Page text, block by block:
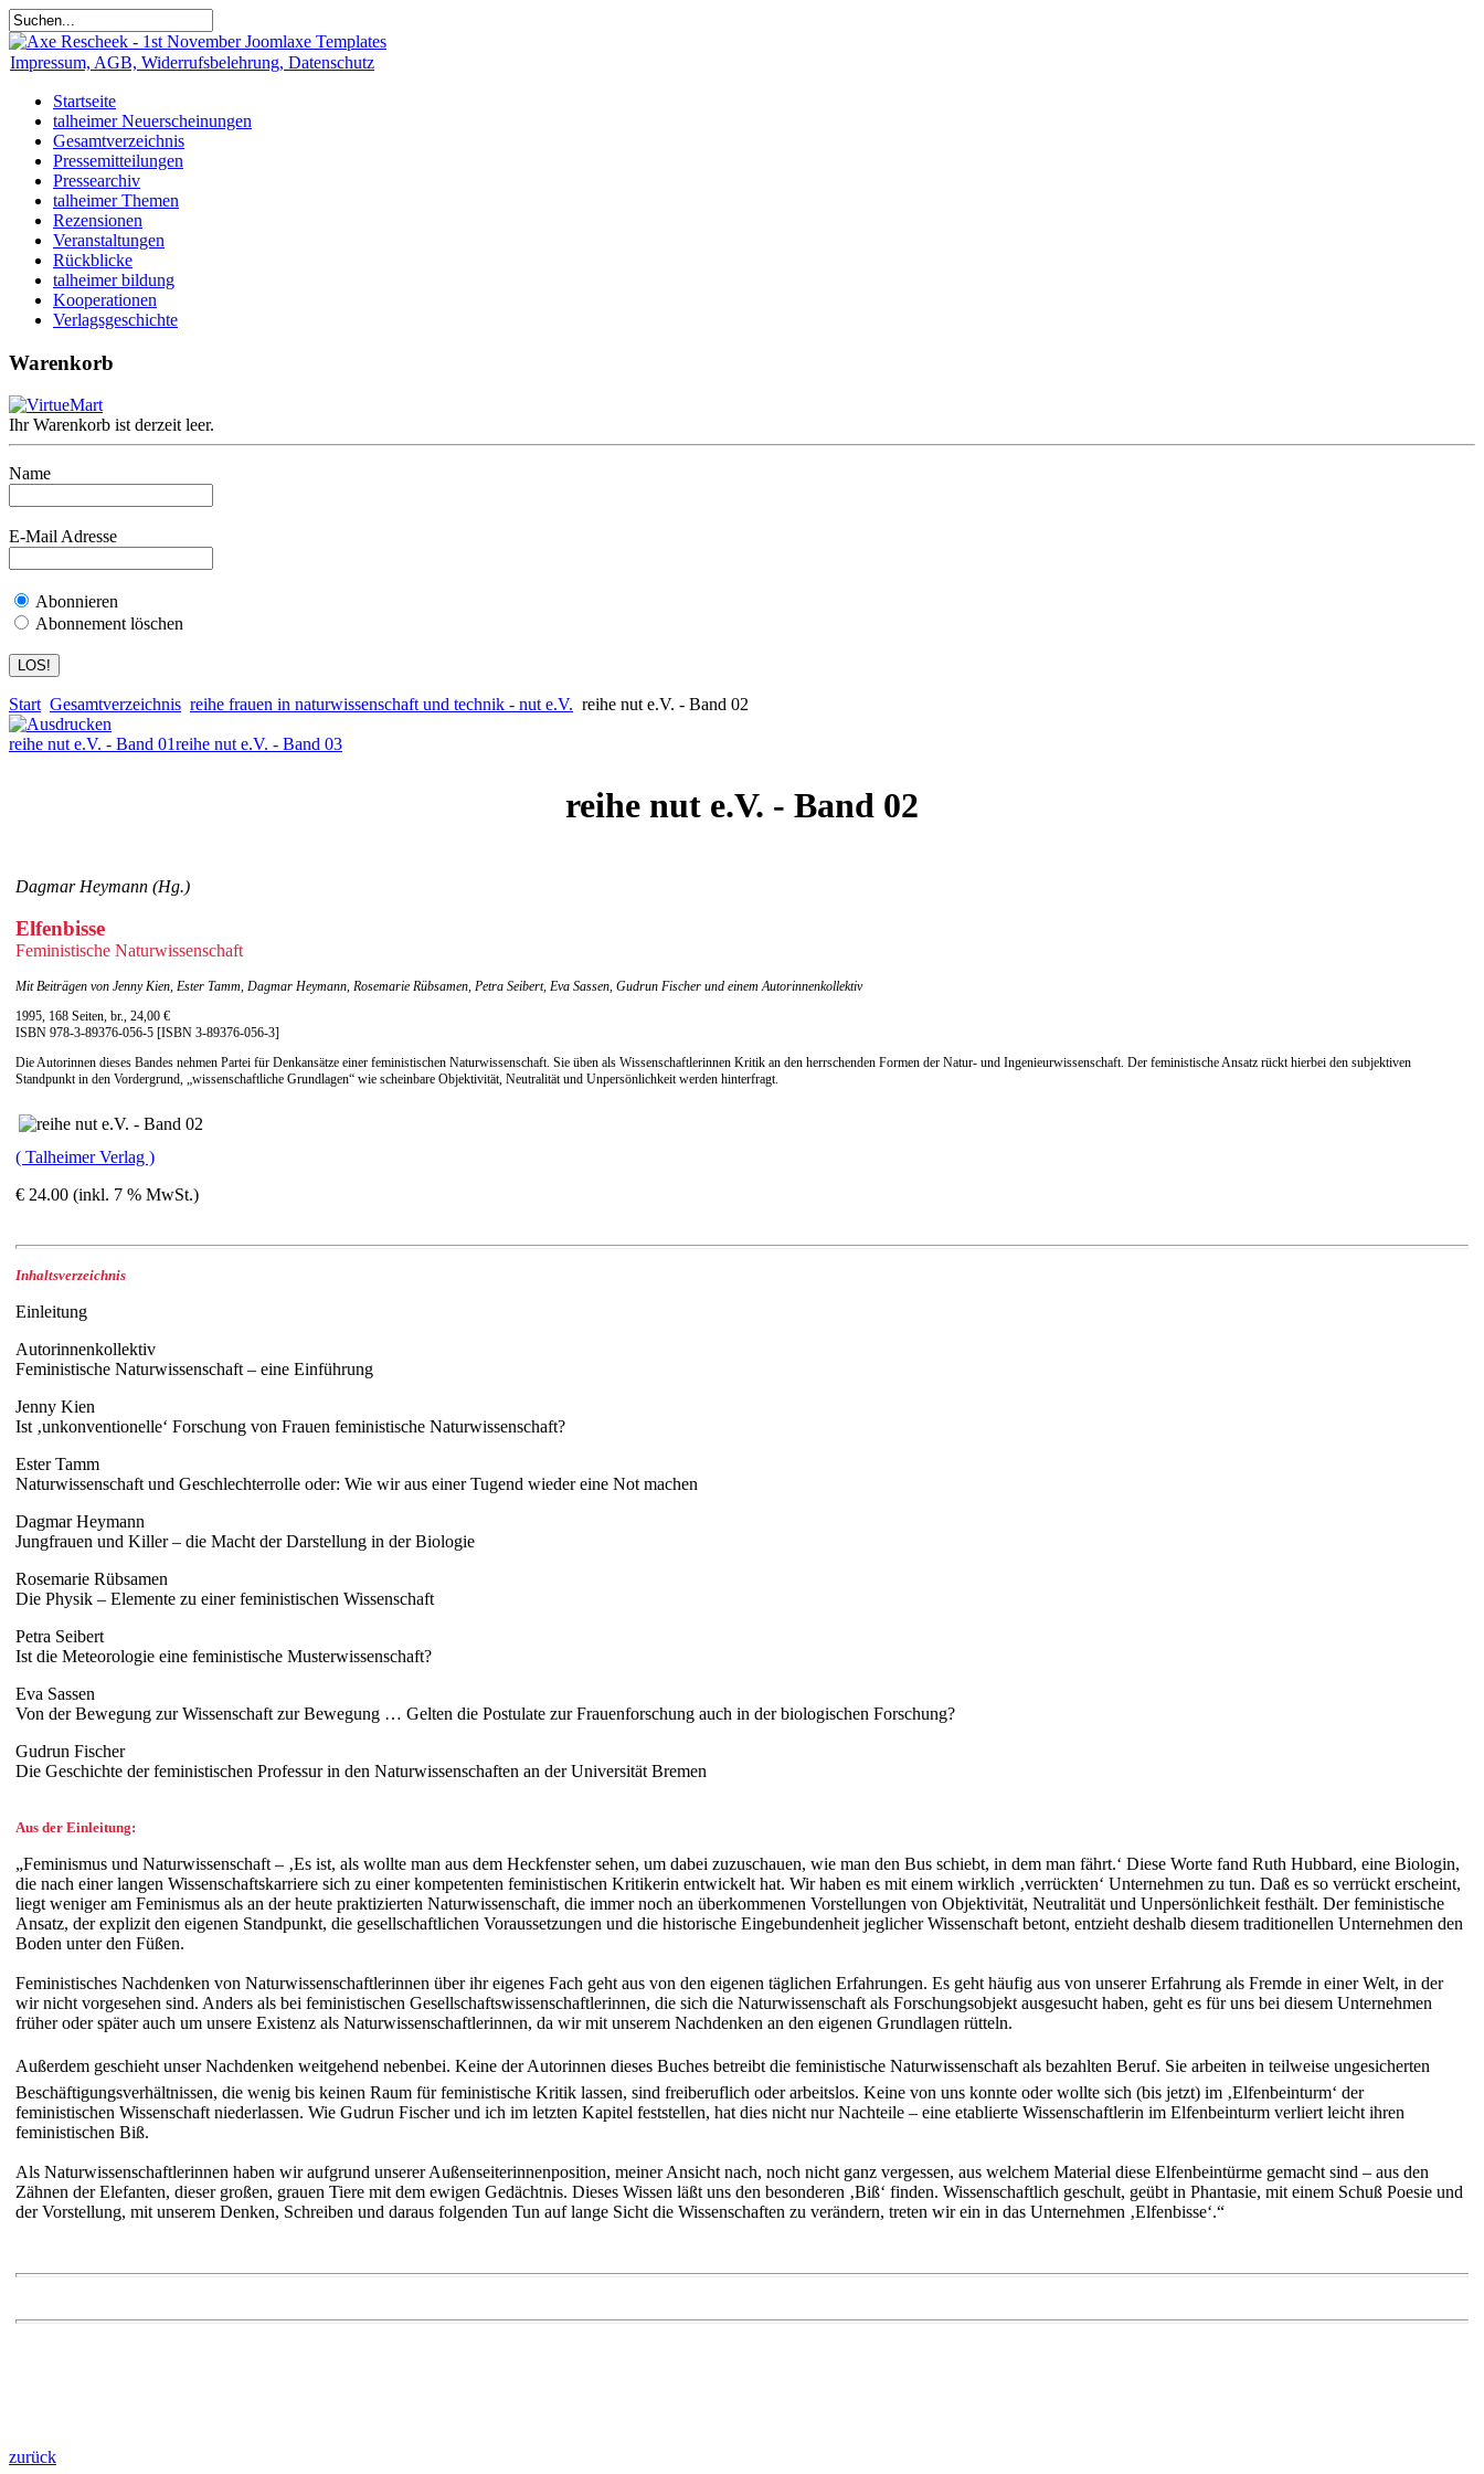
Impressum, AGB, Widerrufsbelehrung, Datenschutz
Startseite
talheimer Neuerscheinungen
Gesamtverzeichnis
Pressemitteilungen
Pressearchiv
talheimer Themen
Rezensionen
Veranstaltungen
Rückblicke
talheimer bildung
Kooperationen
Verlagsgeschichte
Warenkorb
Ihr Warenkorb ist derzeit leer.
Name
E-Mail Adresse
Abonnieren
Abonnement löschen
Start Gesamtverzeichnis reihe frauen in naturwissenschaft und technik - nut e.V. reihe nut e.V. - Band 02
reihe nut e.V. - Band 01reihe nut e.V. - Band 03
reihe nut e.V. - Band 02
Dagmar Heymann (Hg.)
Elfenbisse
Feministische Naturwissenschaft
Mit Beiträgen von Jenny Kien, Ester Tamm, Dagmar Heymann, Rosemarie Rübsamen, Petra Seibert, Eva Sassen, Gudrun Fischer und einem Autorinnenkollektiv
1995, 168 Seiten, br., 24,00 €
ISBN 978-3-89376-056-5 [ISBN 3-89376-056-3]
Die Autorinnen dieses Bandes nehmen Partei für Denkansätze einer feministischen Naturwissenschaft. Sie üben als Wissenschaftlerinnen Kritik an den herrschenden Formen der Natur- und Ingenieurwissenschaft. Der feministische Ansatz rückt hierbei den subjektiven
Standpunkt in den Vordergrund, „wissenschaftliche Grundlagen“ wie scheinbare Objektivität, Neutralität und Unpersönlichkeit werden hinterfragt.
( Talheimer Verlag )
€ 24.00 (inkl. 7 % MwSt.)
Inhaltsverzeichnis
Einleitung
Autorinnenkollektiv
Feministische Naturwissenschaft – eine Einführung
Jenny Kien
Ist ‚unkonventionelle‘ Forschung von Frauen feministische Naturwissenschaft?
Ester Tamm
Naturwissenschaft und Geschlechterrolle oder: Wie wir aus einer Tugend wieder eine Not machen
Dagmar Heymann
Jungfrauen und Killer – die Macht der Darstellung in der Biologie
Rosemarie Rübsamen
Die Physik – Elemente zu einer feministischen Wissenschaft
Petra Seibert
Ist die Meteorologie eine feministische Musterwissenschaft?
Eva Sassen
Von der Bewegung zur Wissenschaft zur Bewegung … Gelten die Postulate zur Frauenforschung auch in der biologischen Forschung?
Gudrun Fischer
Die Geschichte der feministischen Professur in den Naturwissenschaften an der Universität Bremen
Aus der Einleitung:
„Feminismus und Naturwissenschaft – ‚Es ist, als wollte man aus dem Heckfenster sehen, um dabei zuzuschauen, wie man den Bus schiebt, in dem man fährt.‘ Diese Worte fand Ruth Hubbard, eine Biologin,
die nach einer langen Wissenschaftskarriere sich zu einer kompetenten feministischen Kritikerin entwickelt hat. Wir haben es mit einem wirklich ‚verrückten‘ Unternehmen zu tun. Daß es so verrückt erscheint,
liegt weniger am Feminismus als an der heute praktizierten Naturwissenschaft, die immer noch an überkommenen Vorstellungen von Objektivität, Neutralität und Unpersönlichkeit festhält. Der feministische
Ansatz, der explizit den eigenen Standpunkt, die gesellschaftlichen Voraussetzungen und die historische Eingebundenheit jeglicher Wissenschaft betont, entzieht deshalb diesem traditionellen Unternehmen den
Boden unter den Füßen.
Feministisches Nachdenken von Naturwissenschaftlerinnen über ihr eigenes Fach geht aus von den eigenen täglichen Erfahrungen. Es geht häufig aus von unserer Erfahrung als Fremde in einer Welt, in der
wir nicht vorgesehen sind. Anders als bei feministischen Gesellschaftswissenschaftlerinnen, die sich die Naturwissenschaft als Forschungsobjekt ausgesucht haben, geht es für uns bei diesem Unternehmen
früher oder später auch um unsere Existenz als Naturwissenschaftlerinnen, da wir mit unserem Nachdenken an den eigenen Grundlagen rütteln.
Außerdem geschieht unser Nachdenken weitgehend nebenbei. Keine der Autorinnen dieses Buches betreibt die feministische Naturwissenschaft als bezahlten Beruf. Sie arbeiten in teilweise ungesicherten
Beschäftigungsverhältnissen, die wenig bis keinen Raum für feministische Kritik lassen, sind freiberuflich oder arbeitslos. Keine von uns konnte oder wollte sich (bis jetzt) im ‚Elfenbeinturm‘ der
feministischen Wissenschaft niederlassen. Wie Gudrun Fischer und ich im letzten Kapitel feststellen, hat dies nicht nur Nachteile – eine etablierte Wissenschaftlerin im Elfenbeinturm verliert leicht ihren
feministischen Biß.
Als Naturwissenschaftlerinnen haben wir aufgrund unserer Außenseiterinnenposition, meiner Ansicht nach, noch nicht ganz vergessen, aus welchem Material diese Elfenbeintürme gemacht sind – aus den
Zähnen der Elefanten, dieser großen, grauen Tiere mit dem ewigen Gedächtnis. Dieses Wissen läßt uns den besonderen ‚Biß‘ finden. Wissenschaftlich geschult, geübt in Phantasie, mit einem Schuß Poesie und
der Vorstellung, mit unserem Denken, Schreiben und daraus folgenden Tun auf lange Sicht die Wissenschaften zu verändern, treten wir ein in das Unternehmen ‚Elfenbisse‘.“
zurück